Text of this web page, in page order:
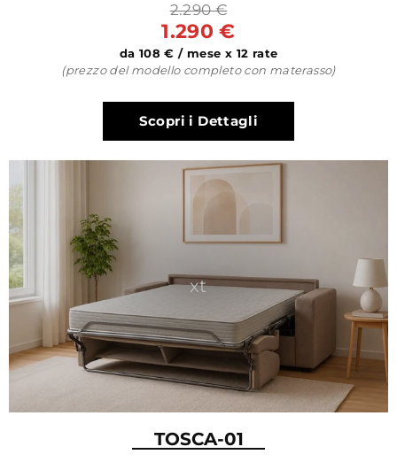
2.290 €
1.290 €
da 108 € / mese x 12 rate
(prezzo del modello completo con materasso)
Scopri i Dettagli
xt
TOSCA-01